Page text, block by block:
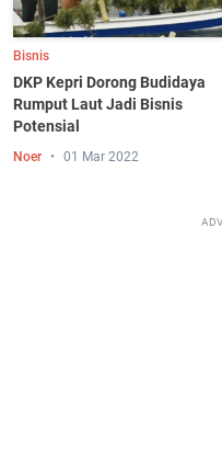
Bisnis
DKP Kepri Dorong Budidaya
Rumput Laut Jadi Bisnis
Potensial
Noer 01 Mar 2022